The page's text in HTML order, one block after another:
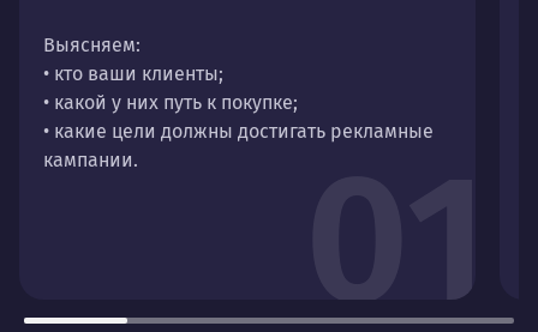
01
Выясняем:
• кто ваши клиенты;
• какой у них путь к покупке;
• какие цели должны достигать рекламные
кампании.